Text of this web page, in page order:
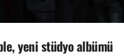
yeni stüdyo albümü